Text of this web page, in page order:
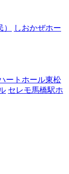
しおかぜホー
ートホール東松
セレモ馬橋駅ホ